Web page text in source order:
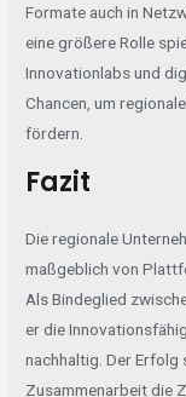
Formate auch in
eine größere Rolle
Innovationlabs und
Chancen, um
fördern.
Fazit
Die regionale
maßgeblich von
Als Bindeglied
er die
nachhaltig. Der
Zusammenarbeit die